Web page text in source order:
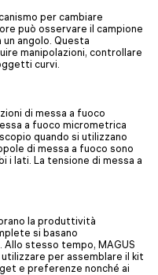
per cambiare
può osservare il campione
angolo. Questa
manipolazioni, controllare
curvi.
di messa a fuoco
a fuoco micrometrica
quando si utilizzano
di messa a fuoco sono
i lati. La tensione di messa a
la produttività
si basano
Allo stesso tempo, MAGUS
per assemblare il kit
e preferenze nonché ai